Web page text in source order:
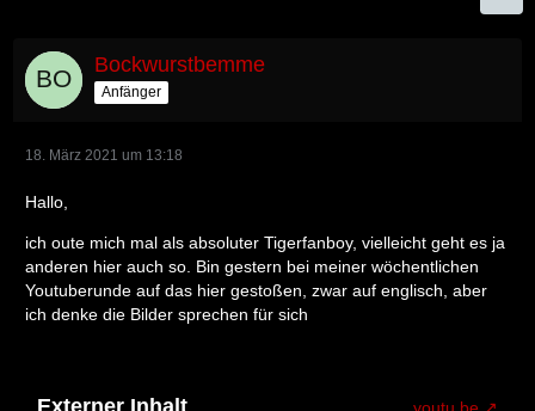
Bockwurstbemme
Anfänger
18. März 2021 um 13:18
Hallo,
ich oute mich mal als absoluter Tigerfanboy, vielleicht geht es ja
anderen hier auch so. Bin gestern bei meiner wöchentlichen
Youtuberunde auf das hier gestoßen, zwar auf englisch, aber
ich denke die Bilder sprechen für sich
Externer Inhalt